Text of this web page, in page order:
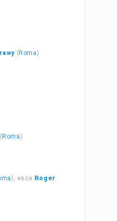
( Roma)
( Roma)
), esce Roger